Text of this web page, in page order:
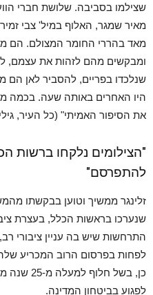
שצילמו בסביבה. שלושת חברי
מאיר שמגר, האלוף במיל' צבי זמיר
מאד בהררי החומר המצולם. הם
ומבקשים מהם לזהות את עצמם,
שנלכדו בפריים, להסביר לאן הם
היו האחרים באותה שעה. בכמה
את הסיפור האמיתי" (כל העיר, גיליון 6.12.1995 – עמ'
"הצילומים נלקחו ברשות
להתפרסם"
זלינגר ממשיך וטוען בבקשתו
שנערכו בראשות הכלל, בעצרת
התרחשות שיש בה עניין ציבורי
לפחות בפרסום הרוב המכריע
כן, בשל
לפגוע בביטחון המדינה.